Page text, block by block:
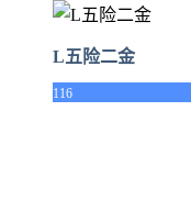
L五险二金
116